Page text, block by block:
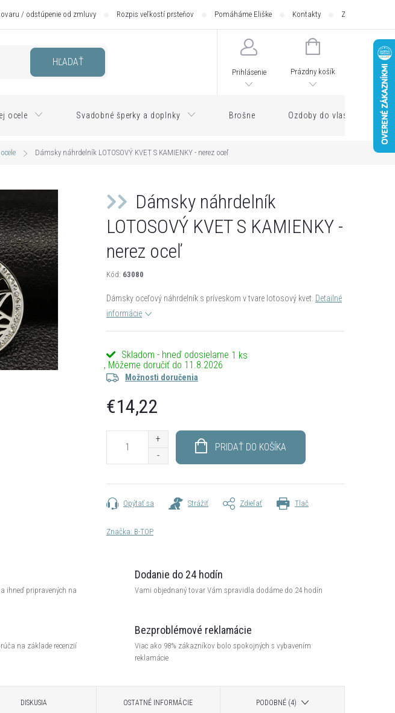
/ odstúpenie od zmluvy Rozpis veľkostí prsteňov Pomáháme Eliške Kontakty Zásilkovna -
HĽADAŤ
Prihlásenie
NÁKUPNÝ
Prázdny košík
ocele Svadobné šperky a doplnky Brošne Ozdoby do vlasov
Dámsky náhrdelník LOTOSOVÝ KVET S KAMIENKY - nerez oceľ
Dámsky náhrdelník
LOTOSOVÝ KVET S KAMIENKY -
nerez oceľ
Kód: 63080
Dámsky oceľový náhrdelník s príveskom v tvare lotosový kvet. Detailné
informácie
Skladom - hneď odosielame 1 ks
11.8.2026
Možnosti doručenia
€14,22
PRIDAŤ DO KOŠÍKA
Tlač
Opýtať sa Strážiť Zdieľať
Značka: B-TOP
ihneď pripravených na
Dodanie do 24 hodín
Vami objednaný tovar Vám spravidla dodáme do 24 hodín
na základe recenzií
Bezproblémové reklamácie
Viac ako 98% zákazníkov bolo spokojných s vybavením
reklamácie
DISKUSIA OSTATNÉ INFORMÁCIE PODOBNÉ (4)